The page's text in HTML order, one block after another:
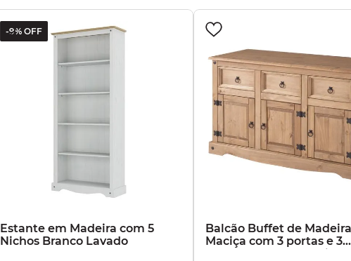
-9%OFF
Estante em Madeira com 5
Nichos Branco Lavado
Balcão Buffet de Madeira
Maciça com 3 portas e 3
Gavetas Marrom Antique